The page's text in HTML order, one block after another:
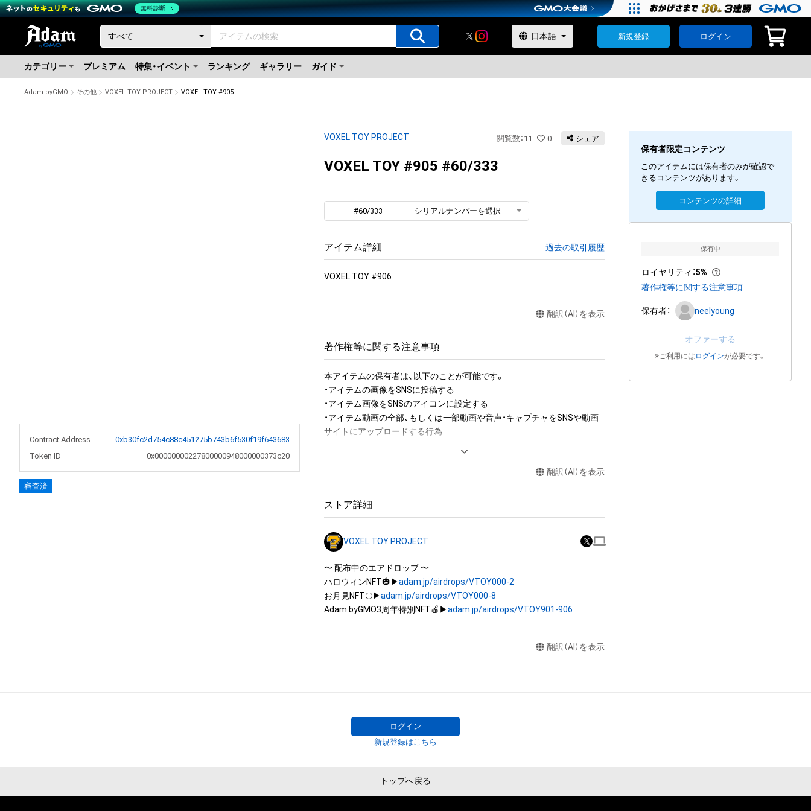
新規登録 ログイン
カテゴリー プレミアム 特集・イベント ランキング ギャラリー ガイド
Adam byGMO その他 VOXEL TOY PROJECT VOXEL TOY #905
Contract Address
0xb30fc2d754c88c451275b743b6f530f19f643683
Token ID
0x00000000227800000948000000373c20
審査済
VOXEL TOY PROJECT 閲覧数 ： 11 0 シェア
VOXEL TOY #905 #60/333
#60/333 シリアルナンバーを選択
アイテム詳細 過去の取引履歴
VOXEL TOY #906
翻訳（AI）を表示
著作権等に関する注意事項
本アイテムの保有者は、以下のことが可能です。
・アイテムの画像をSNSに投稿する
・アイテム画像をSNSのアイコンに設定する
・アイテム動画の全部、もしくは一部動画や音声・キャプチャをSNSや動画
サイトにアップロードする行為
・本アイテムに関する創作物(画像および映像、音楽、商標またはロゴ等を含
用新案権、商標権、意匠権その他の知的財産権(それらの権利を取得し、又は
託を受けている者によって保護されています。そのため、本アイテムを保
することを意味しません。
・本アイテムの著作権を有する方、著作隣接権の権利者またはその管理委託
を受けている者からの事前の同意なしに、上記の「本アイテムの保有者が有
する権利」の範囲を超えた行為、知的財産権を侵害するおそれのある行為
・本アイテムに関する創作物の利用については、公序良俗や法令に反する利
翻訳（AI）を表示
ストア詳細
VOXEL TOY PROJECT
〜 配布中のエアドロップ 〜
ハロウィンNFT🎃▶adam.jp/airdrops/VTOY000-2
お月見NFT🌕▶adam.jp/airdrops/VTOY000-8
Adam byGMO3周年特別NFT🍎▶adam.jp/airdrops/VTOY901-906
翻訳（AI）を表示
保有者限定コンテンツ
このアイテムには保有者のみが確認で
きるコンテンツがあります。
コンテンツの詳細
保有中
ロイヤリティ ：5%
著作権等に関する注意事項
保有者： neelyoung
オファーする
※ご利用には ログインが必要です。
ログイン
新規登録はこちら
トップへ戻る
無料診断